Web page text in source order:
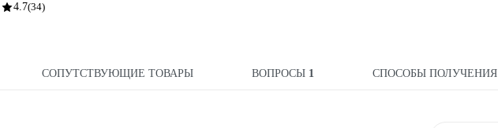
4.7(34)
СОПУТСТВУЮЩИЕ ТОВАРЫ ВОПРОСЫ 1 СПОСОБЫ ПОЛУЧЕНИЯ